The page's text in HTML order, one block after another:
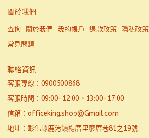
關於我們
查詢 關於我們 我的帳戶 退款政策 隱私政策
常見問題
聯絡資訊
客服專線：0900500868
客服時間：09:00-12:00、13:00-17:00
信箱：officeking.shop@Gmail.com
地址：彰化縣鹿港鎮楊厝里廖厝巷81之19號